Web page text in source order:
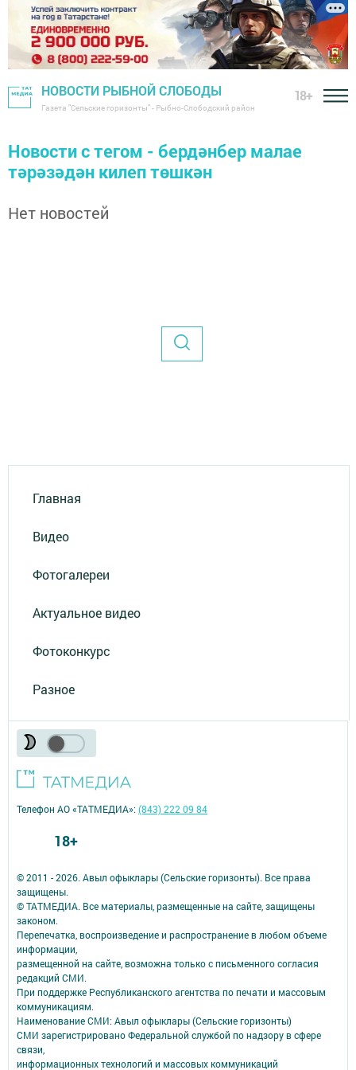
НОВОСТИ РЫБНОЙ СЛОБОДЫ
Газета "Сельские горизонты" - Рыбно-Слободский район
18+
Новости с тегом - бердәнбер малае
тәрәзәдән килеп төшкән
Нет новостей
Главная
Видео
Фотогалереи
Актуальное видео
Фотоконкурс
Разное
© 2011 - 2026. Авыл офыклары (Сельские горизонты). Все права
защищены.
© ТАТМЕДИА. Все материалы, размещенные на сайте, защищены
законом.
Перепечатка, воспроизведение и распространение в любом объеме
информации,
размещенной на сайте, возможна только с письменного согласия
редакций СМИ.
При поддержке Республиканского агентства по печати и массовым
коммуникациям.
Наименование СМИ: Авыл офыклары (Сельские горизонты)
СМИ зарегистрировано Федеральной службой по надзору в сфере
связи,
информационных технологий и массовых коммуникаций
Телефон АО «ТАТМЕДИА»:(843) 222 09 84
18+